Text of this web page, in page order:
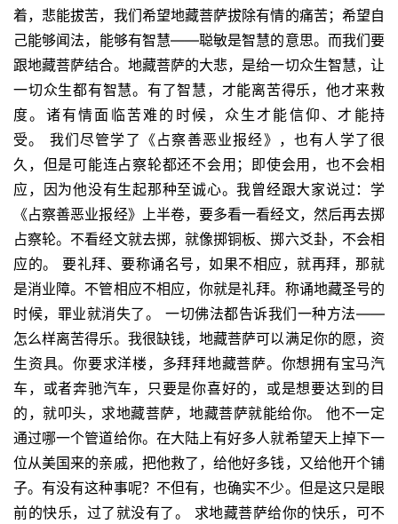
着，悲能拔苦，我们希望地藏菩萨拔除有情的痛苦；希望自
己能够闻法，能够有智慧——聪敏是智慧的意思。而我们要
跟地藏菩萨结合。地藏菩萨的大悲，是给一切众生智慧，让
一切众生都有智慧。有了智慧，才能离苦得乐，他才来救
度。诸有情面临苦难的时候，众生才能信仰、才能持
受。
我们尽管学了《占察善恶业报经》，也有人学了很
久，但是可能连占察轮都还不会用；即使会用，也不会相
应，因为他没有生起那种至诚心。我曾经跟大家说过：学
《占察善恶业报经》上半卷，要多看一看经文，然后再去掷
占察轮。不看经文就去掷，就像掷铜板、掷六爻卦，不会相
应的。
要礼拜、要称诵名号，如果不相应，就再拜，那就
是消业障。不管相应不相应，你就是礼拜。称诵地藏圣号的
时候，罪业就消失了。
一切佛法都告诉我们一种方法——
怎么样离苦得乐。我很缺钱，地藏菩萨可以满足你的愿，资
生资具。你要求洋楼，多拜拜地藏菩萨。你想拥有宝马汽
车，或者奔驰汽车，只要是你喜好的，或是想要达到的目
的，就叩头，求地藏菩萨，地藏菩萨就能给你。
他不一定
通过哪一个管道给你。在大陆上有好多人就希望天上掉下一
位从美国来的亲戚，把他救了，给他好多钱，又给他开个铺
子。有没有这种事呢？不但有，也确实不少。但是这只是眼
前的快乐，过了就没有了。
求地藏菩萨给你的快乐，可不